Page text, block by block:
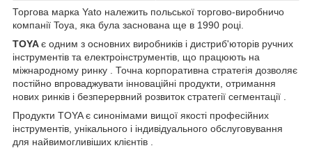
Торгова марка Yato належить польської торгово-виробничо
компанії Toya, яка була заснована ще в 1990 році.
TOYAє одним з основних виробників і дистриб'юторів ручних
інструментів та електроінструментів, що працюють на
міжнародному ринку . Точна корпоративна стратегія дозволяє
постійно впроваджувати інноваційні продукти, отримання
нових ринків і безперервний розвиток стратегії сегментації .
Продукти TOYA є синонімами вищої якості професійних
інструментів, унікального і індивідуального обслуговування
для найвимогливіших клієнтів .